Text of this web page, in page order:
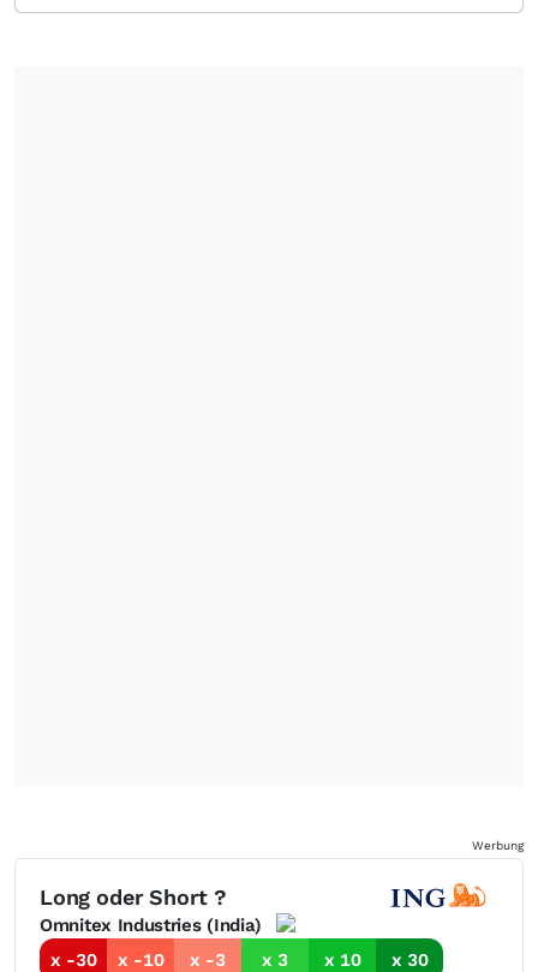
Werbung
Long oder Short ?
Omnitex Industries (India)
x -30
x -10 x -3 x 3 x 10 x 30